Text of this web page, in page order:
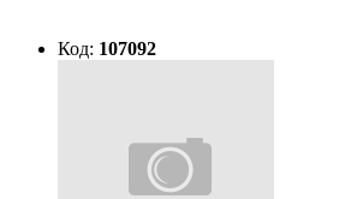
Код: 107092